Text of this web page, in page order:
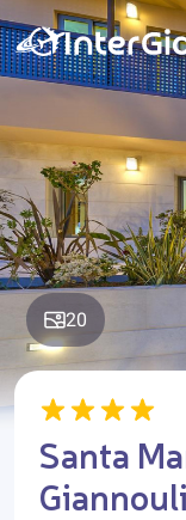
20
Santa